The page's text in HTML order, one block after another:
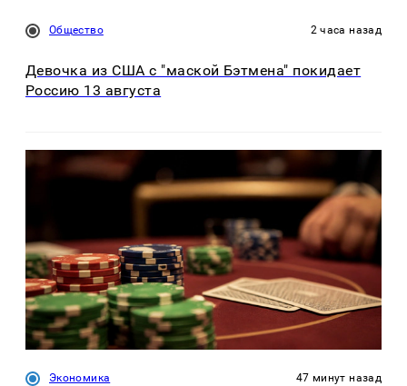
Общество 2 часа назад
Девочка из США с "маской Бэтмена" покидает
Россию 13 августа
Экономика 47 минут назад